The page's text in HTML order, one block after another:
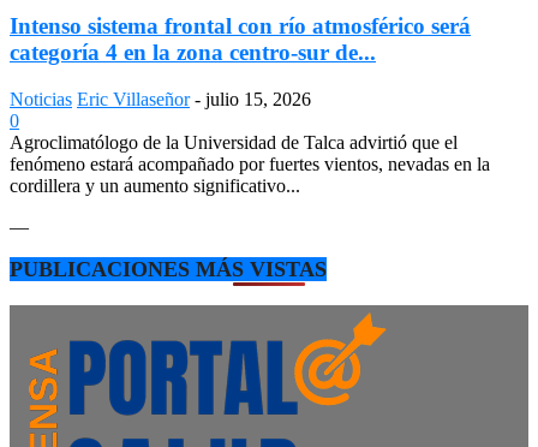
Intenso sistema frontal con río atmosférico será
categoría 4 en la zona centro-sur de...
Noticias Eric Villaseñor - julio 15, 2026
0
Agroclimatólogo de la Universidad de Talca advirtió que el
fenómeno estará acompañado por fuertes vientos, nevadas en la
cordillera y un aumento significativo...
—
PUBLICACIONES MÁS VISTAS